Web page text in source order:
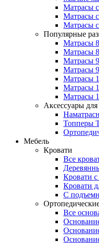
Матрасы
Матрасы
Матрасы
Популярные
Матрасы
Матрасы
Матрасы
Матрасы
Матрасы
Матрасы
Матрасы
Аксессуары для
Топперы
Мебель
Кровати
Все
Кровати
Кровати
С
Все